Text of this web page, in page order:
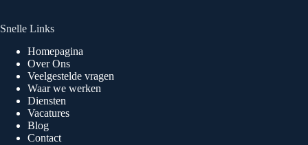
Snelle Links
Homepagina
Over Ons
Veelgestelde vragen
Waar we werken
Diensten
Vacatures
Blog
Contact